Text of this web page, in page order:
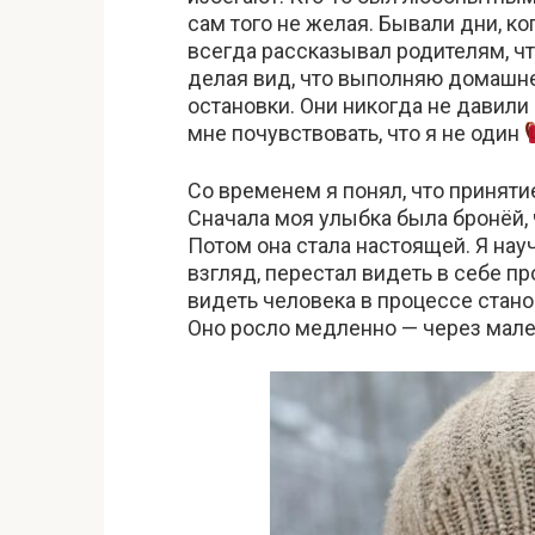
сам того не желая. Бывали дни,
всегда рассказывал родителям,
делая вид, что выполняю
остановки. Они никогда не
мне почувствовать, что я не один
Со временем я понял, что
Сначала моя улыбка была бронёй,
Потом она стала настоящей. Я
взгляд, перестал видеть в себе
видеть человека в процессе
Оно росло медленно — через